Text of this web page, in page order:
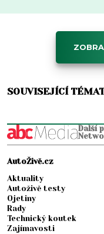
SOUVISEJÍCÍ
Další
AutoŽivě.cz
Aktuality
Autoživě testy
Ojetiny
Rady
Technický koutek
Zajímavosti